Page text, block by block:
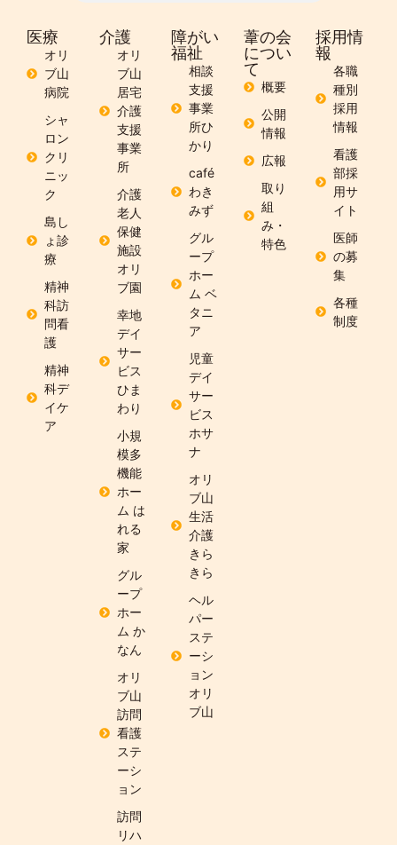
医療
オリ
ブ山
病院
シャ
ロン
クリ
ニッ
ク
島し
ょ診
療
精神
科訪
問看
護
精神
科デ
イケ
ア
介護
オリ
ブ山
居宅
介護
支援
事業
所
介護
老人
保健
施設
オリ
ブ園
幸地
デイ
サー
ビス
ひま
わり
小規
模多
機能
ホー
ム は
れる
家
グル
ープ
ホー
ム か
なん
オリ
ブ山
訪問
看護
ステ
ーシ
ョン
訪問
リハ
障がい
福祉
相談
支援
事業
所ひ
かり
café
わき
みず
グル
ープ
ホー
ム ベ
タニ
ア
児童
デイ
サー
ビス
ホサ
ナ
オリ
ブ山
生活
介護
きら
きら
ヘル
パー
ステ
ーシ
ョン
オリ
ブ山
葦の会
につい
て
概要
公開
情報
広報
取り
組
み・
特色
採用情
報
各職
種別
採用
情報
看護
部採
用サ
イト
医師
の募
集
各種
制度